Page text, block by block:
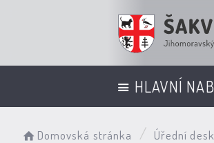
HLAVNÍ
Domovská stránka
Úřední